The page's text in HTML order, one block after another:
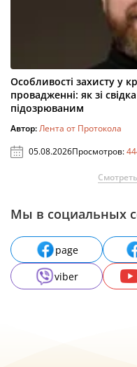
Особливості захисту у
провадженні: як зі
підозрюваним
Автор:Лента от Протокола
05.08.2026Просмотров:
Мы в социальных
page
viber